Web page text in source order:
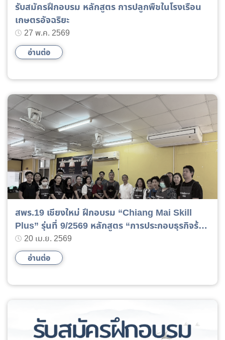
รับสมัครฝึกอบรม หลักสูตร การปลูกพืชในโรงเรือน
เกษตรอัจฉริยะ
27 พ.ค. 2569
อ่านต่อ
สพร.19 เชียงใหม่ ฝึกอบรม “Chiang Mai Skill
Plus” รุ่นที่ 9/2569 หลักสูตร “การประกอบธุรกิจร้าน
กาแฟ”
20 เม.ย. 2569
อ่านต่อ